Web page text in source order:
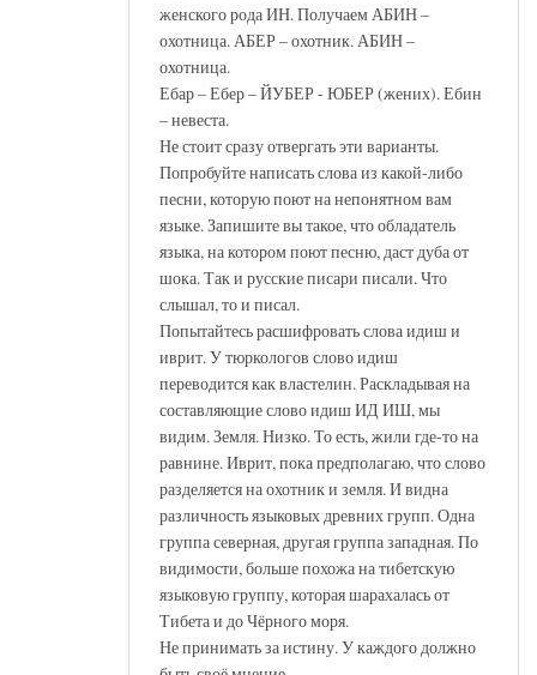
женского рода ИН. Получаем АБИН –
охотница. АБЕР – охотник. АБИН –
охотница.
Ебар – Ебер – ЙУБЕР - ЮБЕР (жених). Ебин
– невеста.
Не стоит сразу отвергать эти варианты.
Попробуйте написать слова из какой-либо
песни, которую поют на непонятном вам
языке. Запишите вы такое, что обладатель
языка, на котором поют песню, даст дуба от
шока. Так и русские писари писали. Что
слышал, то и писал.
Попытайтесь расшифровать слова идиш и
иврит. У тюркологов слово идиш
переводится как властелин. Раскладывая на
составляющие слово идиш ИД ИШ, мы
видим. Земля. Низко. То есть, жили где-то на
равнине. Иврит, пока предполагаю, что слово
разделяется на охотник и земля. И видна
различность языковых древних групп. Одна
группа северная, другая группа западная. По
видимости, больше похожа на тибетскую
языковую группу, которая шарахалась от
Тибета и до Чёрного моря.
Не принимать за истину. У каждого должно